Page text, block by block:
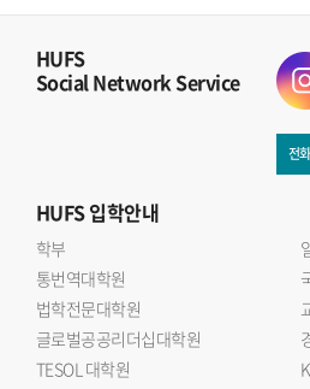
HUFS
Social Network Service
전
HUFS입학안내
학부
통번역대학원
법학전문대학원
글로벌공공리더십대학원
TESOL 대학원